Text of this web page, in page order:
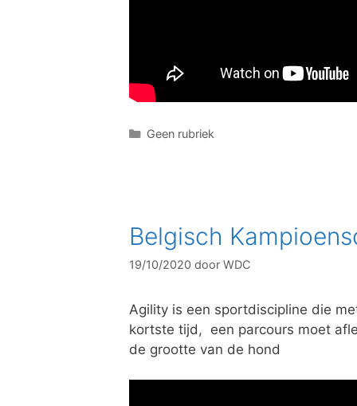
C
r
e
n
Geen rubriek
Belgisch
19/10/2020 door WDC
Agility is een sportdiscipline die
kortste tijd, een parcours moet
de grootte van de hond